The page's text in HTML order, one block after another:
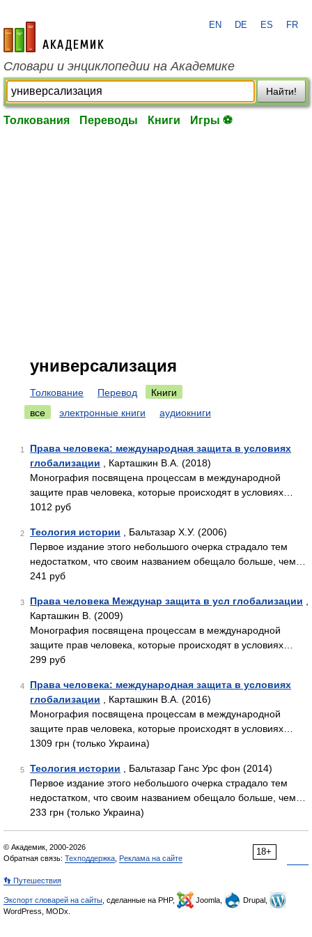
academic.ru
EN DE ES FR
Словари и энциклопедии на Академике
Найти!
Толкования Переводы Книги Игры ⚽
универсализация
Толкование Перевод
Книги
все
электронные книги аудиокниги
1
Права человека: международная защита в условиях
глобализации , Карташкин В.А. (2018)
Монография посвящена процессам в международной
защите прав человека, которые происходят в условиях…
1012 руб
2 Теология истории , Бальтазар Х.У. (2006)
Первое издание этого небольшого очерка страдало тем
недостатком, что своим названием обещало больше, чем…
241 руб
3 Права человека Междунар защита в усл глобализации
Карташкин В. (2009)
Монография посвящена процессам в международной
защите прав человека, которые происходят в условиях…
299 руб
4
Права человека: международная защита в условиях
глобализации , Карташкин В.А. (2016)
Монография посвящена процессам в международной
защите прав человека, которые происходят в условиях…
1309 грн (только Украина)
5 Теология истории , Бальтазар Ганс Урс фон (2014)
Первое издание этого небольшого очерка страдало тем
недостатком, что своим названием обещало больше, чем…
233 грн (только Украина)
18+
© Академик, 2000-2026
Обратная связь: Техподдержка Реклама на сайте
👣 Путешествия
Экспорт словарей на сайты , сделанные на PHP, Joomla,
Drupal,
WordPress, MODx.